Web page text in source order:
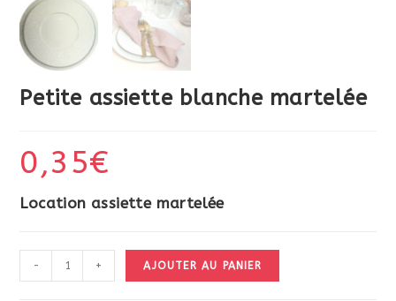
Petite assiette blanche martelée
0,35€
Location assiette martelée
quantité
de
- + AJOUTER AU PANIER